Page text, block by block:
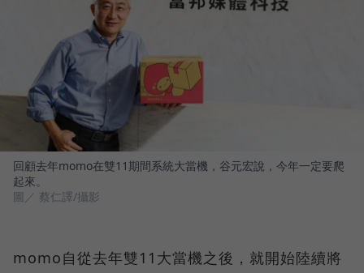
回顧去年momo在雙11期間系統大當機，谷元宏說，今年一定要爬
起來。
圖／ 蔡仁譯/攝影
momo自從去年雙11大當機之後，就開始陸續將